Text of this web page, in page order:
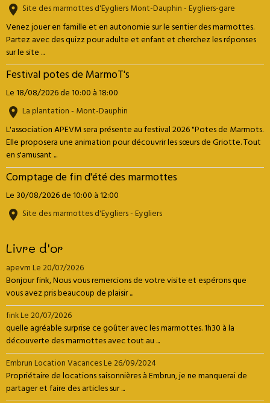
Site des marmottes d'Eygliers Mont-Dauphin - Eygliers-gare
Venez jouer en famille et en autonomie sur le sentier des marmottes.
Partez avec des quizz pour adulte et enfant et cherchez les réponses
sur le site ...
Festival potes de MarmoT's
Le 18/08/2026de 10:00à 18:00
La plantation - Mont-Dauphin
L'association APEVM sera présente au festival 2026 "Potes de Marmots.
Elle proposera une animation pour découvrir les sœurs de Griotte. Tout
en s'amusant ...
Comptage de fin d'été des marmottes
Le 30/08/2026de 10:00à 12:00
Site des marmottes d'Eygliers - Eygliers
Livre d'or
apevmLe 20/07/2026
Bonjour fink, Nous vous remercions de votre visite et espérons que
vous avez pris beaucoup de plaisir ...
finkLe 20/07/2026
quelle agréable surprise ce goûter avec les marmottes. 1h30 à la
découverte des marmottes avec tout au ...
Embrun Location VacancesLe 26/09/2024
Propriétaire de locations saisonnières à Embrun, je ne manquerai de
partager et faire des articles sur ...